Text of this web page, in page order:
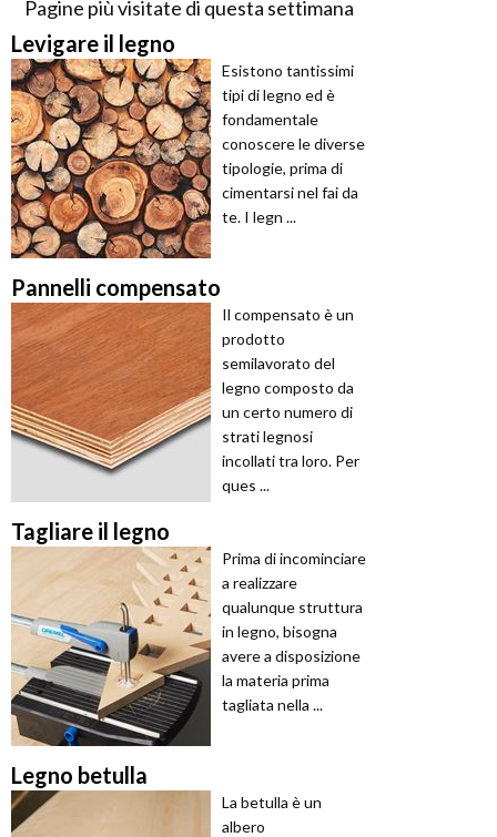
Pagine più visitate di questa settimana
Levigare il legno
Esistono tantissimi
tipi di legno ed è
fondamentale
conoscere le diverse
tipologie, prima di
cimentarsi nel fai da
te. I legn ...
Pannelli compensato
Il compensato è un
prodotto
semilavorato del
legno composto da
un certo numero di
strati legnosi
incollati tra loro. Per
ques ...
Tagliare il legno
Prima di incominciare
a realizzare
qualunque struttura
in legno, bisogna
avere a disposizione
la materia prima
tagliata nella ...
Legno betulla
La betulla è un
albero